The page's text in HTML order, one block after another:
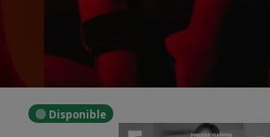
Disponible